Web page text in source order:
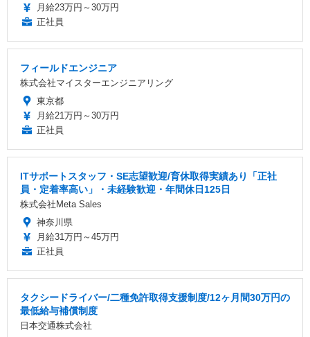
月給23万円～30万円
正社員
フィールドエンジニア
株式会社マイスターエンジニアリング
東京都
月給21万円～30万円
正社員
ITサポートスタッフ・SE志望歓迎/育休取得実績あり「正社
員・定着率高い」・未経験歓迎・年間休日125日
株式会社Meta Sales
神奈川県
月給31万円～45万円
正社員
タクシードライバー/二種免許取得支援制度/12ヶ月間30万円の
最低給与補償制度
日本交通株式会社